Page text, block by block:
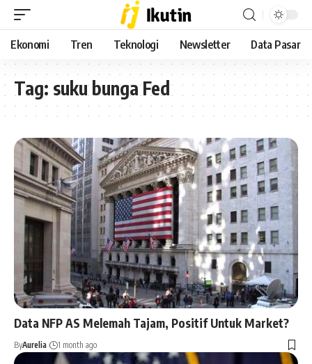
Ekonomi Tren Teknologi Newsletter Data Pasar
Tag: suku bunga Fed
Data NFP AS Melemah Tajam, Positif Untuk Market?
ByAurelia 1 month ago